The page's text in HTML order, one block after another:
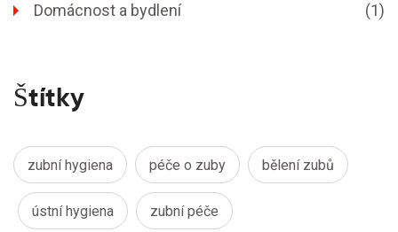
Domácnost a bydlení (1)
Štítky
zubní hygiena péče o zuby bělení zubů
ústní hygiena zubní péče